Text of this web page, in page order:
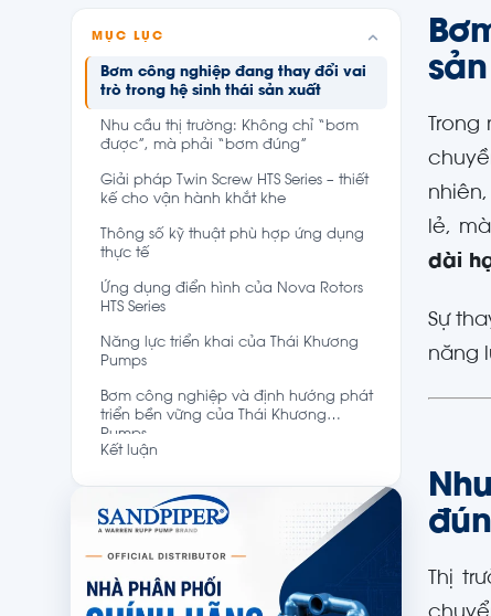
MỤC LỤC
Bơm công nghiệp đang thay đổi vai
trò trong hệ sinh thái sản xuất
Nhu cầu thị trường: Không chỉ “bơm
được”, mà phải “bơm đúng”
Giải pháp Twin Screw HTS Series – thiết
kế cho vận hành khắt khe
Thông số kỹ thuật phù hợp ứng dụng
thực tế
Ứng dụng điển hình của Nova Rotors
HTS Series
Năng lực triển khai của Thái Khương
Pumps
Bơm công nghiệp và định hướng phát
triển bền vững của Thái Khương
Pumps
Kết luận
lẻ,
dài
Sự
năng
Thị